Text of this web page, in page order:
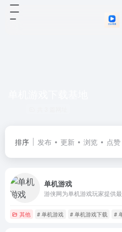
排序 发布 更新 浏览 点赞
单机游戏
其他 # 单机游戏 # 单机游戏下载 #